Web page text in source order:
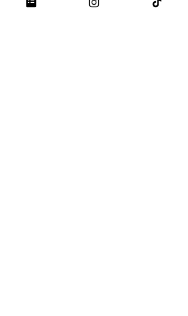
laborales si hay empleados.